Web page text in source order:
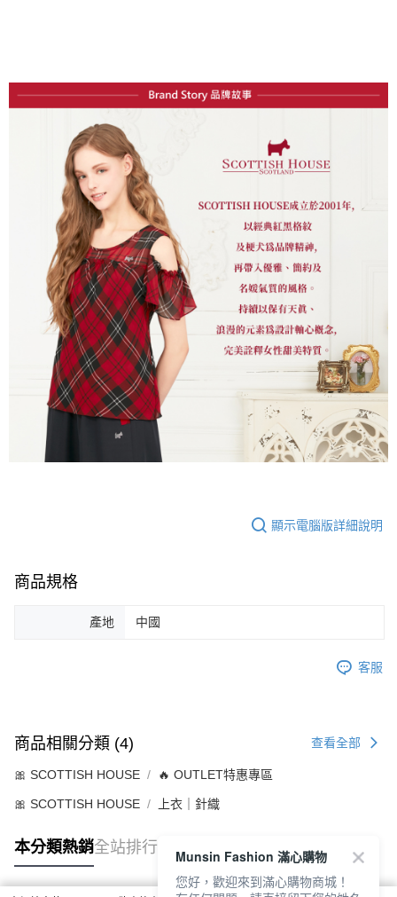
顯示電腦版詳細說明
商品規格
產地 中國
客服
商品相關分類 (4) 查看全部
🎀 SCOTTISH HOUSE 🔥 OUTLET特惠專區
🎀 SCOTTISH HOUSE 上衣｜針織
本分類熱銷全站排行
Munsin Fashion 滿心購物
您好，歡迎來到滿心購物商城！